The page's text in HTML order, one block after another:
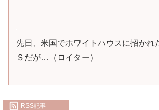
先日、米国でホワイトハウスに招かれ
Ｓだが…（ロイター）
RSS記事